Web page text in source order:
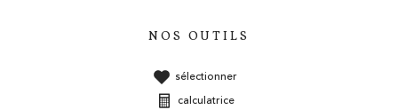
NOS OUTILS
sélectionner
calculatrice